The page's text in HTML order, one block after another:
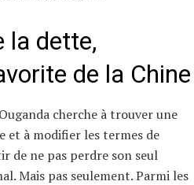
la dette,
de la Chine
cherche à trouver une
et à modifier les termes de
de ne pas perdre son seul
Mais pas seulement. Parmi les